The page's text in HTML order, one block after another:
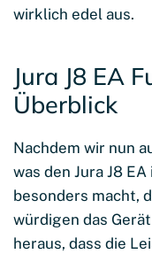
wirklich edel aus.
Jura J8 EA
Überblick
Nachdem wir nun
was den Jura J8
besonders macht,
würdigen das
heraus, dass die